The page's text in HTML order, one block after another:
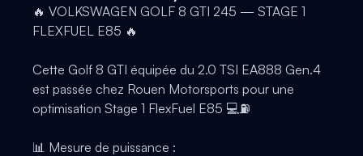
🔥 VOLKSWAGEN GOLF 8 GTI 245 — STAGE 1
FLEXFUEL E85 🔥
Cette Golf 8 GTI équipée du 2.0 TSI EA888 Gen.4
est passée chez Rouen Motorsports pour une
optimisation Stage 1 FlexFuel E85 💻⛽️
📊 Mesure de puissance :